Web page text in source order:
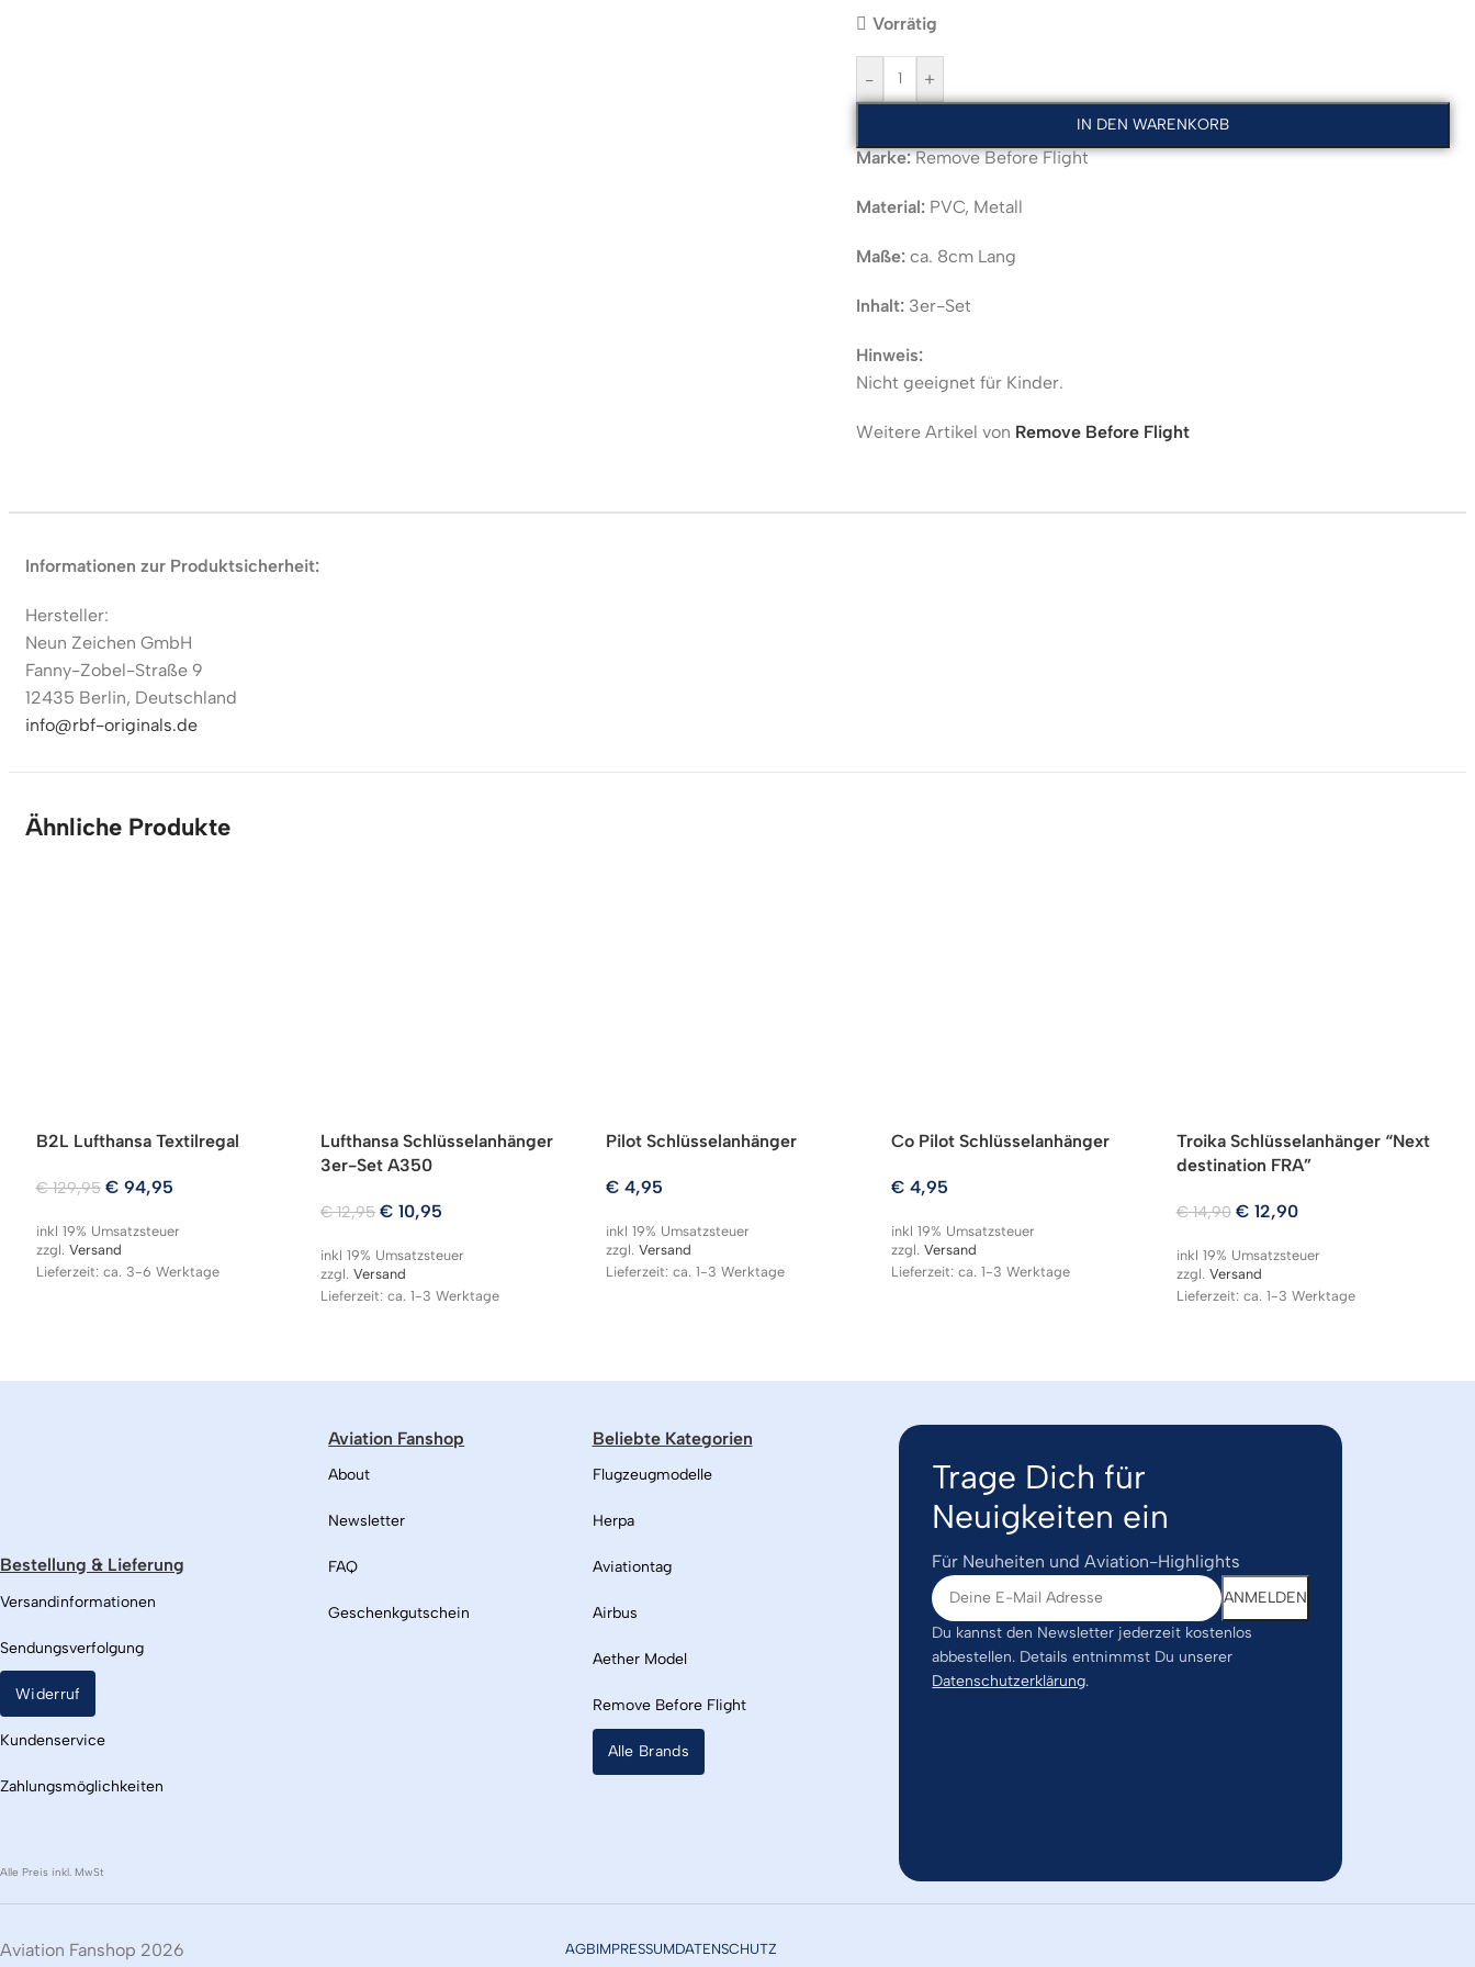
Vorrätig
- +
IN DEN WARENKORB
Marke:Remove Before Flight
Material:PVC, Metall
Maße:ca. 8cm Lang
Inhalt:3er-Set
Hinweis:
Nicht geeignet für Kinder.
Weitere Artikel von Remove Before Flight
Informationen zur Produktsicherheit:
Hersteller:
Neun Zeichen GmbH
Fanny-Zobel-Straße 9
12435 Berlin, Deutschland
info@rbf-originals.de
Ähnliche Produkte
B2L Lufthansa Textilregal
€129,95 € 94,95
inkl 19% Umsatzsteuer
zzgl. Versand
Lieferzeit: ca. 3-6 Werktage
Lufthansa Schlüsselanhänger
3er-Set A350
€12,95 € 10,95
inkl 19% Umsatzsteuer
zzgl.Versand
Lieferzeit: ca. 1-3 Werktage
Pilot Schlüsselanhänger
€ 4,95
inkl 19% Umsatzsteuer
zzgl.Versand
Lieferzeit: ca. 1-3 Werktage
Co Pilot Schlüsselanhänger
€ 4,95
inkl 19% Umsatzsteuer
zzgl. Versand
Lieferzeit: ca. 1-3 Werktage
Troika Schlüsselanhänger “Next
destination FRA”
€14,90 € 12,90
inkl 19% Umsatzsteuer
zzgl. Versand
Lieferzeit: ca. 1-3 Werktage
Bestellung & Lieferung
Versandinformationen
Sendungsverfolgung
Widerruf
Kundenservice
Zahlungsmöglichkeiten
Alle Preis inkl. MwSt
Aviation Fanshop
About
Newsletter
FAQ
Geschenkgutschein
Beliebte Kategorien
Flugzeugmodelle
Herpa
Aviationtag
Airbus
Aether Model
Remove Before Flight
Alle Brands
Trage Dich für
Neuigkeiten ein
Für Neuheiten und Aviation-Highlights
Du kannst den Newsletter jederzeit kostenlos
abbestellen. Details entnimmst Du unserer
Datenschutzerklärung.
Aviation Fanshop 2026 AGBIMPRESSUMDATENSCHUTZ